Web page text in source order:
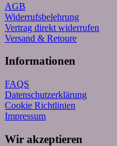
AGB
Widerrufsbelehrung
Vertrag direkt widerrufen
Versand & Retoure
Informationen
FAQS
Datenschutzerklärung
Cookie Richtlinien
Impressum
Wir akzeptieren